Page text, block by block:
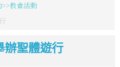
教會活動
辦聖體遊行